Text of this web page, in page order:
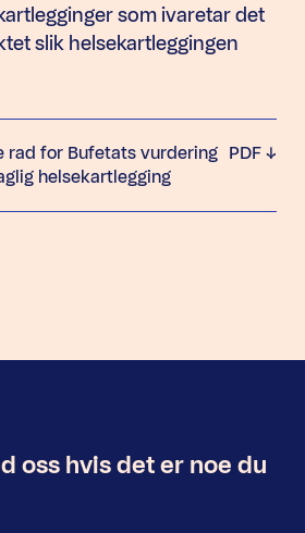
som ivaretar det
slik helsekartleggingen
rad for Bufetats vurdering
helsekartlegging
PDF
oss hvis det er noe du